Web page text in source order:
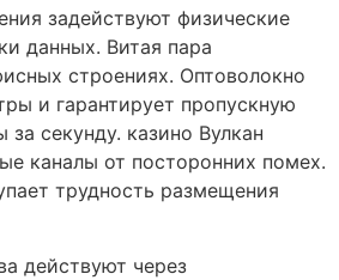
задействуют физические
данных. Витая пара
строениях. Оптоволокно
и гарантирует пропускную
секунду. казино Вулкан
каналы от посторонних помех.
трудность размещения
действуют через